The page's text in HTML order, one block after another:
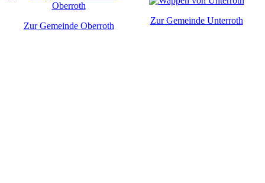
Zur Gemeinde Oberroth
Zur Gemeinde Unterroth